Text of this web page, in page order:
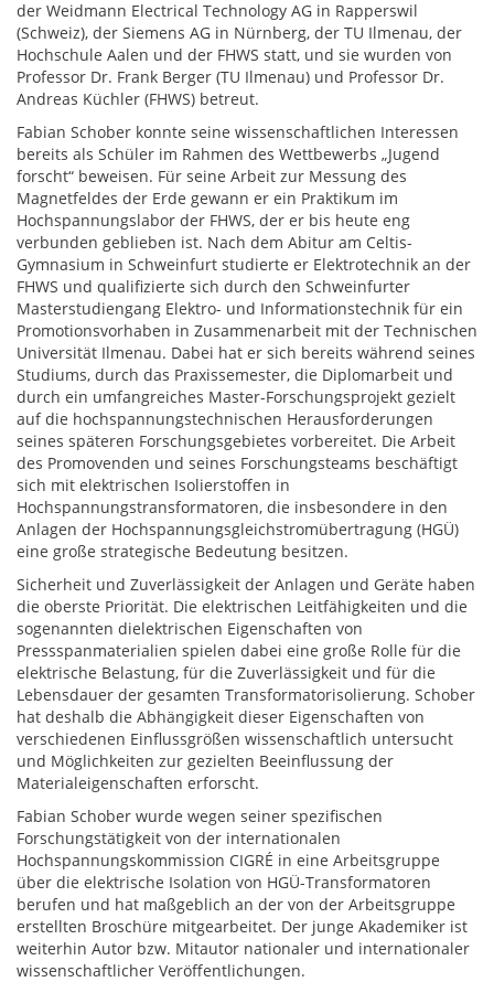
der Weidmann Electrical Technology AG in Rapperswil
(Schweiz), der Siemens AG in Nürnberg, der TU Ilmenau, der
Hochschule Aalen und der FHWS statt, und sie wurden von
Professor Dr. Frank Berger (TU Ilmenau) und Professor Dr.
Andreas Küchler (FHWS) betreut.
Fabian Schober konnte seine wissenschaftlichen Interessen
bereits als Schüler im Rahmen des Wettbewerbs „Jugend
forscht“ beweisen. Für seine Arbeit zur Messung des
Magnetfeldes der Erde gewann er ein Praktikum im
Hochspannungslabor der FHWS, der er bis heute eng
verbunden geblieben ist. Nach dem Abitur am Celtis-
Gymnasium in Schweinfurt studierte er Elektrotechnik an der
FHWS und qualifizierte sich durch den Schweinfurter
Masterstudiengang Elektro- und Informationstechnik für ein
Promotionsvorhaben in Zusammenarbeit mit der Technischen
Universität Ilmenau. Dabei hat er sich bereits während seines
Studiums, durch das Praxissemester, die Diplomarbeit und
durch ein umfangreiches Master-Forschungsprojekt gezielt
auf die hochspannungstechnischen Herausforderungen
seines späteren Forschungsgebietes vorbereitet. Die Arbeit
des Promovenden und seines Forschungsteams beschäftigt
sich mit elektrischen Isolierstoffen in
Hochspannungstransformatoren, die insbesondere in den
Anlagen der Hochspannungsgleichstromübertragung (HGÜ)
eine große strategische Bedeutung besitzen.
Sicherheit und Zuverlässigkeit der Anlagen und Geräte haben
die oberste Priorität. Die elektrischen Leitfähigkeiten und die
sogenannten dielektrischen Eigenschaften von
Pressspanmaterialien spielen dabei eine große Rolle für die
elektrische Belastung, für die Zuverlässigkeit und für die
Lebensdauer der gesamten Transformatorisolierung. Schober
hat deshalb die Abhängigkeit dieser Eigenschaften von
verschiedenen Einflussgrößen wissenschaftlich untersucht
und Möglichkeiten zur gezielten Beeinflussung der
Materialeigenschaften erforscht.
Fabian Schober wurde wegen seiner spezifischen
Forschungstätigkeit von der internationalen
Hochspannungskommission CIGRÉ in eine Arbeitsgruppe
über die elektrische Isolation von HGÜ-Transformatoren
berufen und hat maßgeblich an der von der Arbeitsgruppe
erstellten Broschüre mitgearbeitet. Der junge Akademiker ist
weiterhin Autor bzw. Mitautor nationaler und internationaler
wissenschaftlicher Veröffentlichungen.